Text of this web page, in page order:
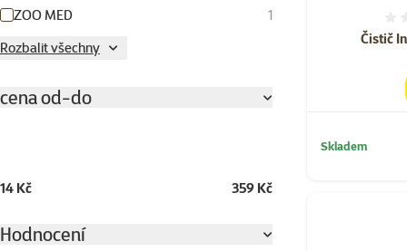
ZOO MED
1
Rozbalit všechny
cena od-do
14 Kč 359 Kč
Hodnocení
Čistič
Skladem